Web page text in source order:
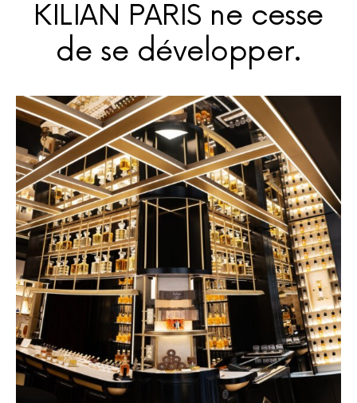
KILIAN PARIS ne cesse
de se développer.